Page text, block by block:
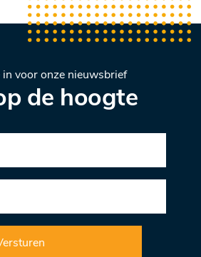
in voor onze nieuwsbrief
de hoogte